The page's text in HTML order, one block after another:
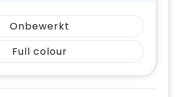
Onbewerkt
Full colour